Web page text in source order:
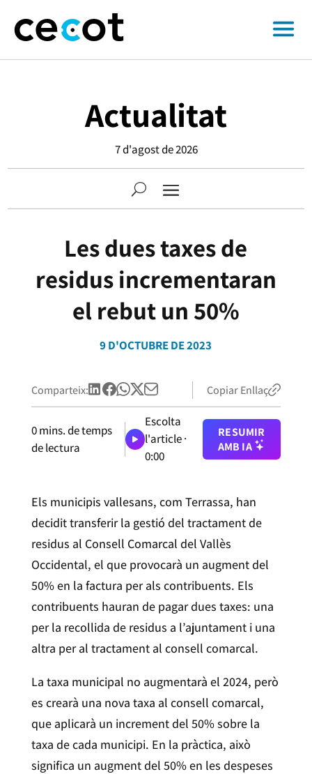
Actualitat
7 d'agost de 2026
Les dues taxes de
residus incrementaran
el rebut un 50%
9 D'OCTUBRE DE 2023
Comparteix: Copiar Enllaç
0mins. de temps
de lectura
Escolta
l'article ·
0:00
RESUMIR
AMB IA
Els municipis vallesans, com Terrassa, han
decidit transferir la gestió del tractament de
residus al Consell Comarcal del Vallès
Occidental, el que provocarà un augment del
50% en la factura per als contribuents. Els
contribuents hauran de pagar dues taxes: una
per la recollida de residus a l’ajuntament i una
altra per al tractament al consell comarcal.
La taxa municipal no augmentarà el 2024, però
es crearà una nova taxa al consell comarcal,
que aplicarà un increment del 50% sobre la
taxa de cada municipi. En la pràctica, això
significa un augment del 50% en les despeses